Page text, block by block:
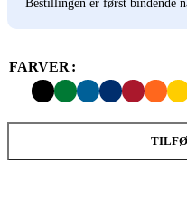
Bestillingen er først bindende
FARVER